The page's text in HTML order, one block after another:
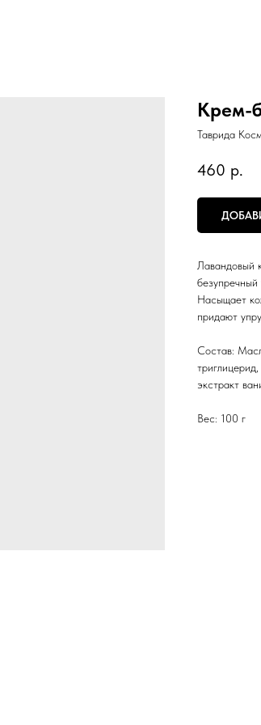
Крем-
Таврида
460 р.
Лавандовый
Насыщает
придают
Состав:
экстракт
Вес: 100 г